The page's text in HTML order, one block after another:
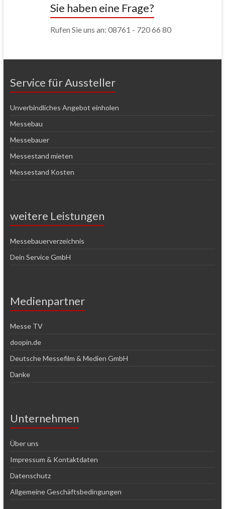
Sie haben eine Frage?
Rufen Sie uns an: 08761 - 720 66 80
Service für Aussteller
Unverbindliches Angebot einholen
Messebau
Messebauer
Messestand mieten
Messestand Kosten
weitere Leistungen
Messebauerverzeichnis
Dein Service GmbH
Medienpartner
Messe TV
doopin.de
Deutsche Messefilm & Medien GmbH
Danke
Unternehmen
Über uns
Impressum & Kontaktdaten
Datenschutz
Allgemeine Geschäftsbedingungen